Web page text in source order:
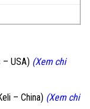
– USA) (Xem chi
– China) (Xem chi